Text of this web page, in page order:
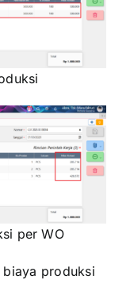
per WO
produksi